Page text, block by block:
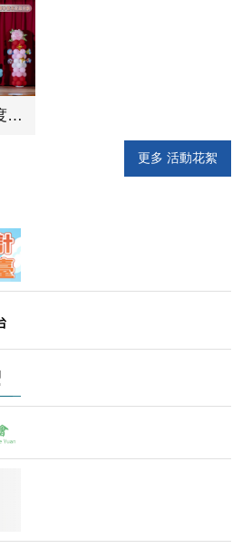
高雄市大樹區115年度慶祝母親節表揚暨宣導珍惜水資源活動
更多 活動花絮